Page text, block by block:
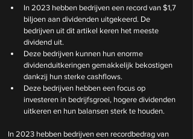
In 2023 hebben bedrijven een record van $1,7
biljoen aan dividenden uitgekeerd. De
bedrijven uit dit artikel keren het meeste
dividend uit.
Deze bedrijven kunnen hun enorme
dividenduitkeringen gemakkelijk bekostigen
dankzij hun sterke cashflows.
Deze bedrijven hebben een focus op
investeren in bedrijfsgroei, hogere dividenden
uitkeren en hun balansen sterk te houden.
In 2023 hebben bedrijven een recordbedrag van